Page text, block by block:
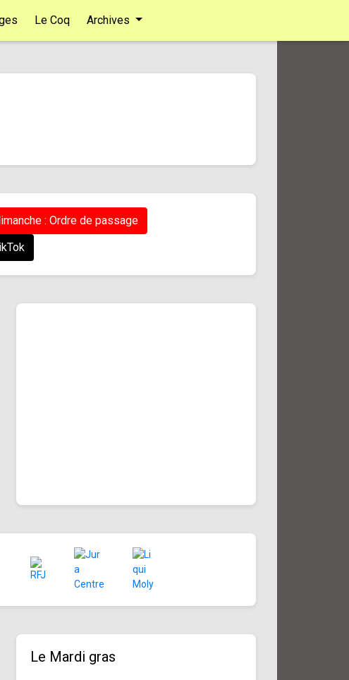
Le Coq Archives
: Ordre de passage
Le Mardi gras